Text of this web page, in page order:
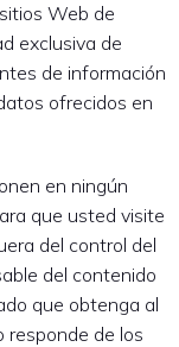
Web de
exclusiva de
de información
ofrecidos en
en ningún
que usted visite
del control del
del contenido
que obtenga al
responde de los